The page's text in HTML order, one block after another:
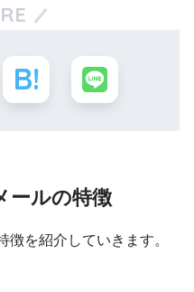
ールの特徴
を紹介していきます。